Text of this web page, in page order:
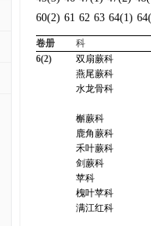
60(2) 61 62 63 64(1)
卷册
科
6(2)
双扇蕨科
燕尾蕨科
水龙骨科
槲蕨科
鹿角蕨科
禾叶蕨科
剑蕨科
苹科
槐叶苹科
满江红科